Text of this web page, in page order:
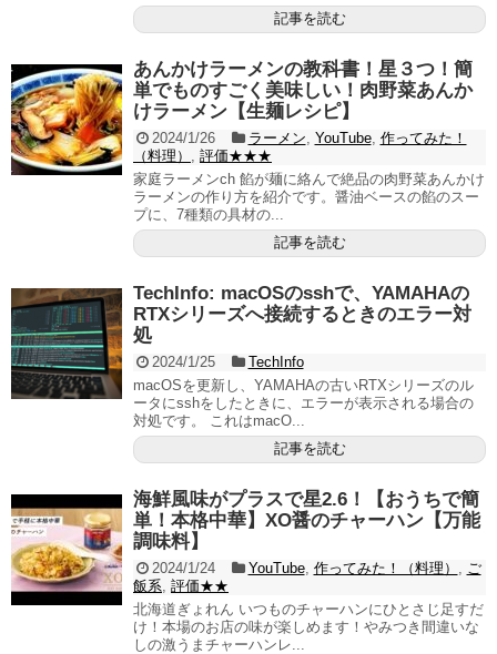
記事を読む
あんかけラーメンの教科書！星３つ！簡
単でものすごく美味しい！肉野菜あんか
けラーメン【生麺レシピ】
2024/1/26 ラーメン YouTube, 作ってみた！
（料理）
評価★★★
家庭ラーメンch 餡が麺に絡んで絶品の肉野菜あんかけ
ラーメンの作り方を紹介です。醤油ベースの餡のスー
プに、7種類の具材の...
記事を読む
TechInfo: macOSのsshで、YAMAHAの
RTXシリーズへ接続するときのエラー対
処
2024/1/25
TechInfo
macOSを更新し、YAMAHAの古いRTXシリーズのル
ータにsshをしたときに、エラーが表示される場合の
対処です。 これはmacO...
記事を読む
海鮮風味がプラスで星2.6！【おうちで簡
単！本格中華】XO醤のチャーハン【万能
調味料】
2024/1/24 YouTube, 作ってみた！（料理）
ご
飯系 評価★★
北海道ぎょれん いつものチャーハンにひとさじ足すだ
け！本場のお店の味が楽しめます！やみつき間違いな
しの激うまチャーハンレ...